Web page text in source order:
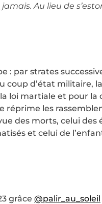
Au lieu de
: par strates
coup d’état
loi martiale et pour
les
des morts, celui
et celui de
grâce @palir_au_soleil